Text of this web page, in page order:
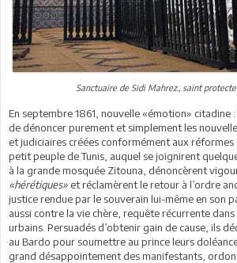
Sanctuaire de Sidi Mahrez., saint
En septembre 1861, nouvelle «émotion» citadine
de dénoncer purement et simplement les
et judiciaires créées conformément aux
petit peuple de Tunis, auquel se joignirent
à la grande mosquée Zitouna, dénoncèrent
«hérétiques» et réclamèrent le retour à l’ordre
justice rendue par le souverain lui-même en son
aussi contre la vie chère, requête récurrente
urbains. Persuadés d’obtenir gain de cause, ils
au Bardo pour soumettre au prince leurs
grand désappointement des manifestants,